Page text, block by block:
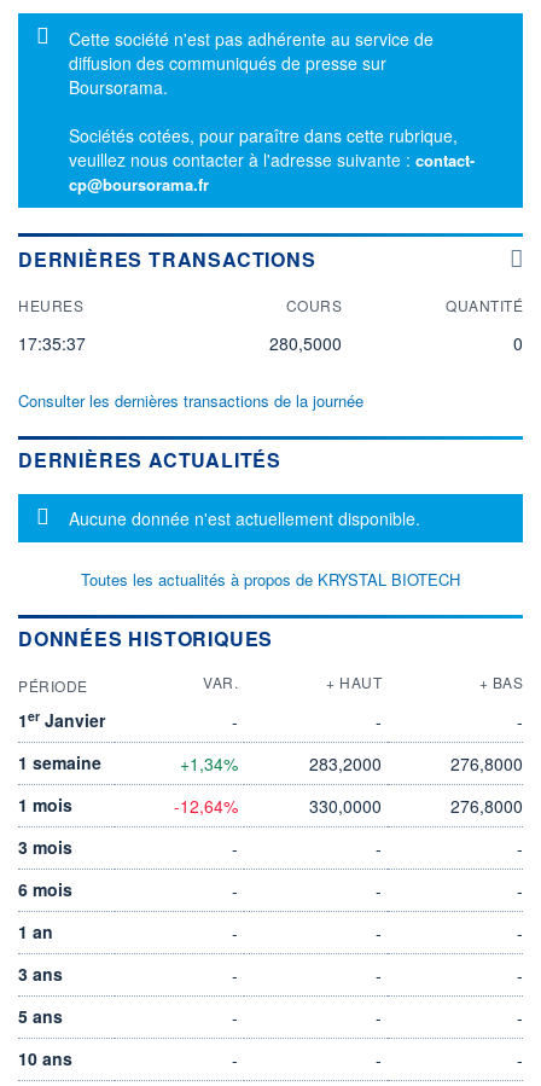
Message d'information
Cette société n'est pas adhérente au service de
diffusion des communiqués de presse sur
Boursorama.
Sociétés cotées, pour paraître dans cette rubrique,
veuillez nous contacter à l'adresse suivante : contact-
cp@boursorama.fr
DERNIÈRES TRANSACTIONS
HEURES COURS QUANTITÉ
17:35:37 280,5000 0
Consulter les dernières transactions de la journée
DERNIÈRES ACTUALITÉS
Message d'information
Aucune donnée n'est actuellement disponible.
Toutes les actualités à propos de KRYSTAL BIOTECH
DONNÉES HISTORIQUES
PÉRIODE VAR. + HAUT + BAS
1er Janvier - -
-
1 semaine
+1,34% 283,2000
276,8000
1 mois
-12,64% 330,0000
276,8000
3 mois
- -
-
6 mois
- -
-
1 an
- -
-
3 ans
- -
-
5 ans
- -
-
10 ans
- -
-